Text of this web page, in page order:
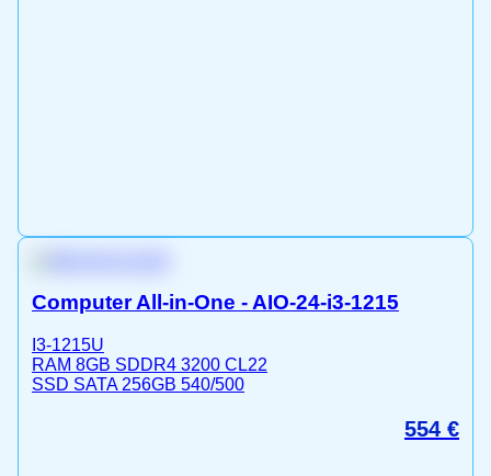
Computer All-in-One - AIO-24-i3-1215
I3-1215U
RAM 8GB SDDR4 3200 CL22
SSD SATA 256GB 540/500
554 €